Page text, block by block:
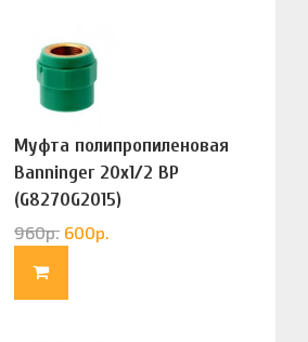
Муфта полипропиленовая
Banninger 20х1/2 ВР
(G8270G2015)
960р. 600р.